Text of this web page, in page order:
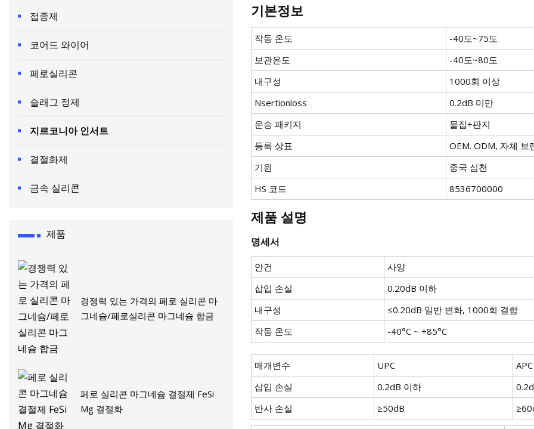
접종제
코어드 와이어
페로실리콘
슬래그 정제
지르코니아 인서트
결절화제
금속 실리콘
제품
경쟁력 있는 가격의 페로 실리콘 마
그네슘/페로실리콘 마그네슘 합금
페로 실리콘 마그네슘 결절제 FeSi
Mg 결절화
기본정보
작동 온도
-40도~75도
보관온도
-40도~80도
내구성
1000회 이상
Nsertionloss
0.2dB 미만
운송 패키지
물집+판지
등록 상표
OEM. ODM, 자체 브
기원
중국 심천
HS 코드
8536700000
제품 설명
명세서
안건
사양
삽입 손실
0.20dB 이하
내구성
≤0.20dB 일반 변화, 1000회 결합
작동 온도
-40°C ~ +85°C
매개변수 UPC
APC
삽입 손실
0.2dB 이하
반사 손실
≥50dB